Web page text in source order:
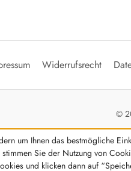
Widerrufsrecht
©
um Ihnen das bestmögliche
Sie der Nutzung von
und klicken dann auf